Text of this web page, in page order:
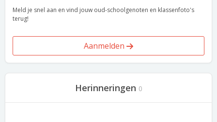
Meld je snel aan en vind jouw oud-schoolgenoten en klassenfoto's
terug!
Aanmelden
Herinneringen 0